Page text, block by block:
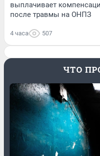
выплачивает
после травмы на ОНПЗ
4 часа 507
ЧТО